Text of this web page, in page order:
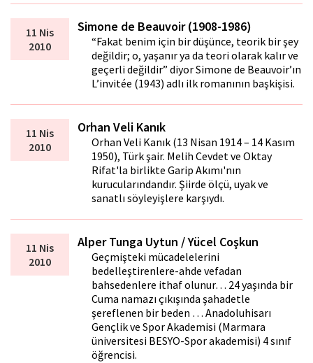
11 Nis
2010
Simone de Beauvoir (1908-1986)
“Fakat benim için bir düşünce, teorik bir şey
değildir; o, yaşanır ya da teori olarak kalır ve
geçerli değildir” diyor Simone de Beauvoir’ın
L’invitée (1943) adlı ilk romanının başkişisi.
11 Nis
2010
Orhan Veli Kanık
Orhan Veli Kanık (13 Nisan 1914 – 14 Kasım
1950), Türk şair. Melih Cevdet ve Oktay
Rifat'la birlikte Garip Akımı'nın
kurucularındandır. Şiirde ölçü, uyak ve
sanatlı söyleyişlere karşıydı.
11 Nis
2010
Alper Tunga Uytun / Yücel Coşkun
Geçmişteki mücadelelerini
bedelleştirenlere-ahde vefadan
bahsedenlere ithaf olunur… 24 yaşında bir
Cuma namazı çıkışında şahadetle
şereflenen bir beden … Anadoluhisarı
Gençlik ve Spor Akademisi (Marmara
üniversitesi BESYO-Spor akademisi) 4 sınıf
öğrencisi.